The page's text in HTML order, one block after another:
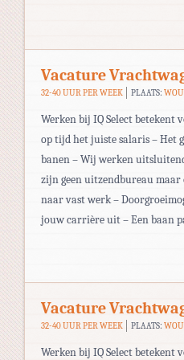
Vacature
32-40 UUR PER WEEK PLAATS:
Werken bij IQ Select betekent
op tijd het juiste salaris – Het
banen – Wij werken
zijn geen uitzendbureau maar
naar vast werk –
jouw carrière uit – Een baan
Vacature
32-40 UUR PER WEEK PLAATS:
Werken bij IQ Select betekent